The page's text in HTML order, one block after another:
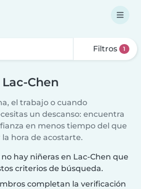
Filtros 1
Chen
el trabajo o cuando
un descanso: encuentra
en menos tiempo del que
hora de acostarte.
hay niñeras en Lac-Chen que
criterios de búsqueda.
completan la verificación